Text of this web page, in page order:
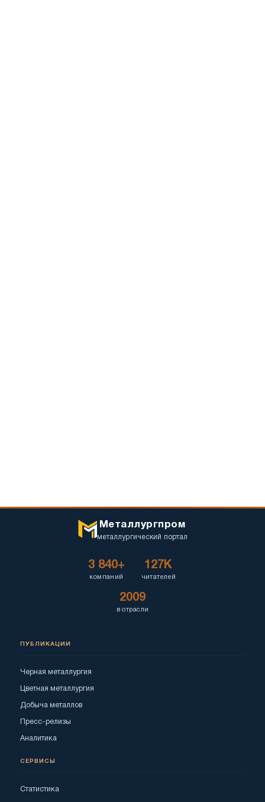
Металлургпром
металлургический портал
3 840+
компаний
127K
читателей
2009
в отрасли
ПУБЛИКАЦИИ
Черная металлургия
Цветная металлургия
Добыча металлов
Пресс-релизы
Аналитика
СЕРВИСЫ
Статистика